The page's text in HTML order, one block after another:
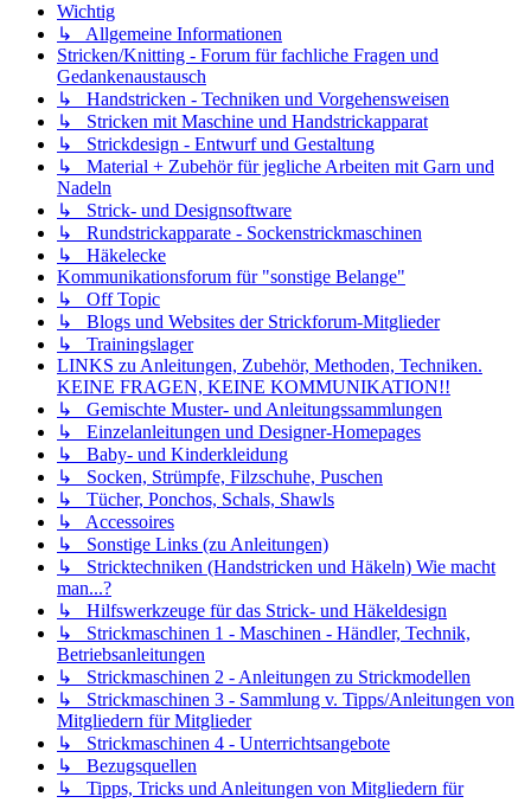
Wichtig
↳ Allgemeine Informationen
Stricken/Knitting - Forum für fachliche Fragen und
Gedankenaustausch
↳ Handstricken - Techniken und Vorgehensweisen
↳ Stricken mit Maschine und Handstrickapparat
↳ Strickdesign - Entwurf und Gestaltung
↳ Material + Zubehör für jegliche Arbeiten mit Garn und
Nadeln
↳ Strick- und Designsoftware
↳ Rundstrickapparate - Sockenstrickmaschinen
↳ Häkelecke
Kommunikationsforum für "sonstige Belange"
↳ Off Topic
↳ Blogs und Websites der Strickforum-Mitglieder
↳ Trainingslager
LINKS zu Anleitungen, Zubehör, Methoden, Techniken.
KEINE FRAGEN, KEINE KOMMUNIKATION!!
↳ Gemischte Muster- und Anleitungssammlungen
↳ Einzelanleitungen und Designer-Homepages
↳ Baby- und Kinderkleidung
↳ Socken, Strümpfe, Filzschuhe, Puschen
↳ Tücher, Ponchos, Schals, Shawls
↳ Accessoires
↳ Sonstige Links (zu Anleitungen)
↳ Stricktechniken (Handstricken und Häkeln) Wie macht
man...?
↳ Hilfswerkzeuge für das Strick- und Häkeldesign
↳ Strickmaschinen 1 - Maschinen - Händler, Technik,
Betriebsanleitungen
↳ Strickmaschinen 2 - Anleitungen zu Strickmodellen
↳ Strickmaschinen 3 - Sammlung v. Tipps/Anleitungen von
Mitgliedern für Mitglieder
↳ Strickmaschinen 4 - Unterrichtsangebote
↳ Bezugsquellen
↳ Tipps, Tricks und Anleitungen von Mitgliedern für